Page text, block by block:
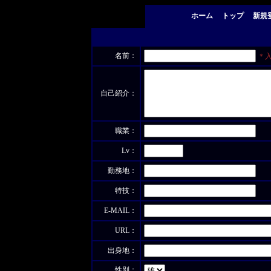
ホーム トップ 新規
名前： ＊
自己紹介：
職業：
Lv：
勤務地：
特技：
E-MAIL：
URL：
出身地：